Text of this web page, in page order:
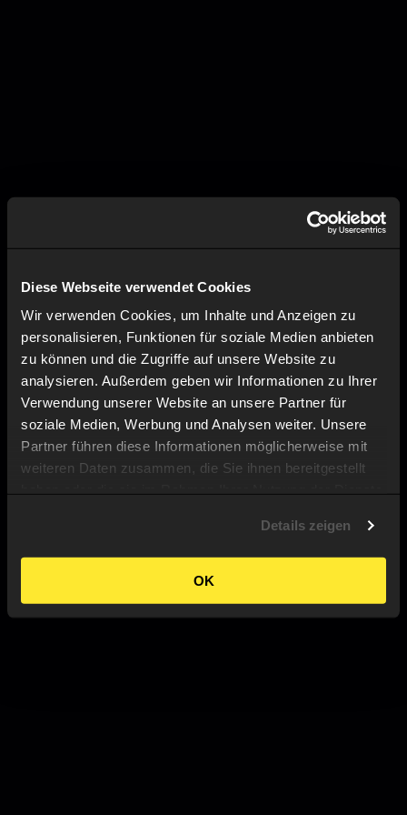
Diese Webseite verwendet Cookies
Wir verwenden Cookies, um Inhalte und Anzeigen zu
personalisieren, Funktionen für soziale Medien anbieten
zu können und die Zugriffe auf unsere Website zu
analysieren. Außerdem geben wir Informationen zu Ihrer
Verwendung unserer Website an unsere Partner für
soziale Medien, Werbung und Analysen weiter. Unsere
Partner führen diese Informationen möglicherweise mit
weiteren Daten zusammen, die Sie ihnen bereitgestellt
Details zeigen
OK